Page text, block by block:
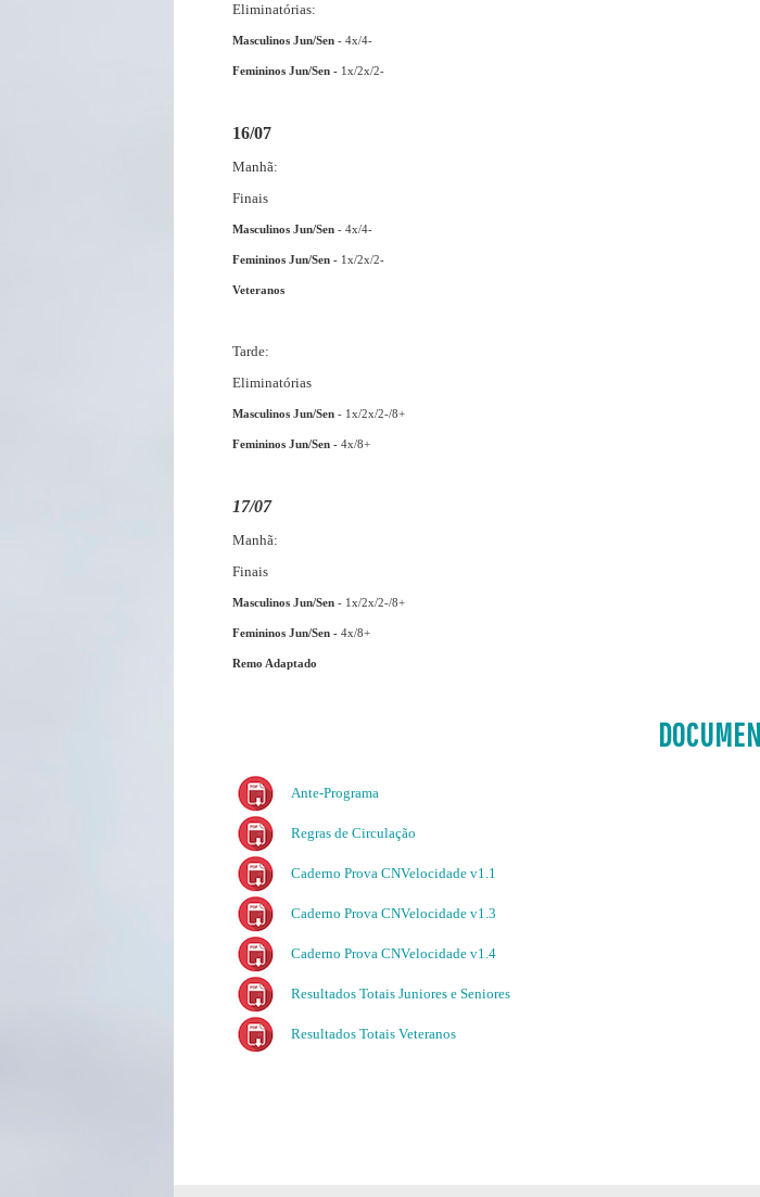
Eliminatórias:
Masculinos Jun/Sen - 4x/4-
Femininos Jun/Sen - 1x/2x/2-
16/07
Manhã:
Finais
Masculinos Jun/Sen - 4x/4-
Femininos Jun/Sen - 1x/2x/2-
Veteranos
Tarde:
Eliminatórias
Masculinos Jun/Sen - 1x/2x/2-/8+
Femininos Jun/Sen - 4x/8+
17/07
Manhã:
Finais
Masculinos Jun/Sen - 1x/2x/2-/8+
Femininos Jun/Sen - 4x/8+
Remo Adaptado
Ante-Programa
Regras de Circulação
Caderno Prova CNVelocidade v1.1
Caderno Prova CNVelocidade v1.3
Caderno Prova CNVelocidade v1.4
Resultados Totais Juniores e Seniores
Resultados Totais Veteranos